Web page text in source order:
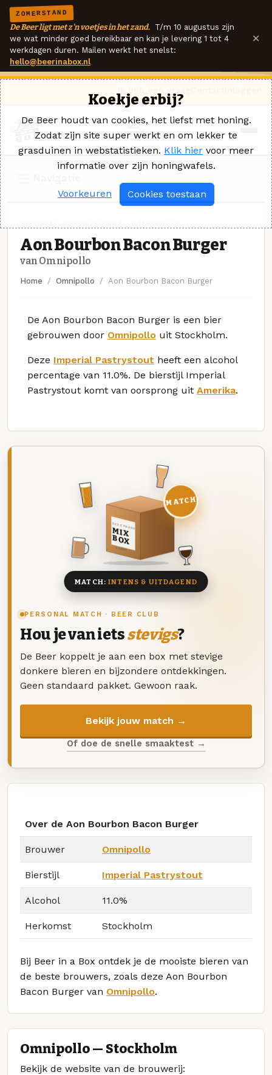
ZOMERSTAND
De Beer ligt met z'n voetjes in het zand. T/m 10 augustus zijn
we wat minder goed bereikbaar en kan je levering 1 tot 4
werkdagen duren. Mailen werkt het snelst:
hello@beerinabox.nl
×
Aon Bourbon Bacon Burger
van Omnipollo
Home Omnipollo Aon Bourbon Bacon Burger
De Aon Bourbon Bacon Burger is een bier
gebrouwen door Omnipollo uit Stockholm.
Deze Imperial Pastrystout heeft een alcohol
percentage van 11.0%. De bierstijl Imperial
Pastrystout komt van oorsprong uit Amerika.
PERSONAL MATCH · BEER CLUB
Hou je van ietsstevigs?
De Beer koppelt je aan een box met stevige
donkere bieren en bijzondere ontdekkingen.
Geen standaard pakket. Gewoon raak.
Bekijk jouw match →
Of doe de snelle smaaktest →
DEZE MAAND
MIX
BOX
8 BIEREN
MATCH
MATCH:INTENS & UITDAGEND
Over de Aon Bourbon Bacon Burger
Brouwer Omnipollo
Bierstijl Imperial Pastrystout
Alcohol 11.0%
Herkomst Stockholm
Bij Beer in a Box ontdek je de mooiste bieren van
de beste brouwers, zoals deze Aon Bourbon
Bacon Burger van Omnipollo.
Omnipollo — Stockholm
Bekijk de website van de brouwerij:
Koekje erbij?
De Beer houdt van cookies, het liefst met honing.
Zodat zijn site super werkt en om lekker te
grasduinen in webstatistieken. Klik hier voor meer
informatie over zijn honingwafels.
Voorkeuren Cookies toestaan